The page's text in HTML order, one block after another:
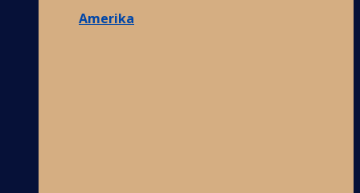
Amerika